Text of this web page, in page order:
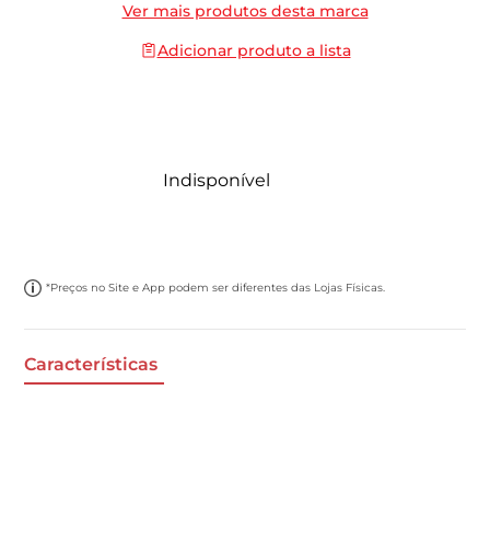
Ver mais produtos desta marca
Adicionar produto a lista
Indisponível
*Preços no Site e App podem ser diferentes das Lojas Físicas.
Características